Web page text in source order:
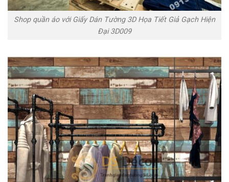
Shop quần áo với Giấy Dán Tường 3D Họa Tiết Giả Gạch Hiện
Đại 3D009